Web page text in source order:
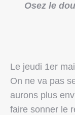
Osez le
Le jeudi 1er
On ne va pas
aurons plus
faire sonner le